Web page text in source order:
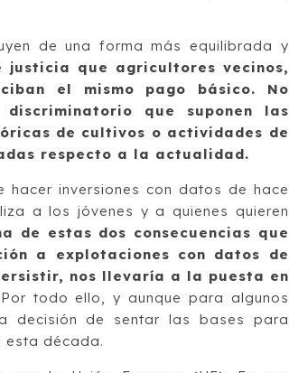
de una forma más equilibrada y
justicia que agricultores vecinos,
el mismo pago básico. No
que suponen las
de cultivos o actividades de
respecto a la actualidad.
hacer inversiones con datos de hace
a los jóvenes y a quienes quieren
de estas dos consecuencias que
a explotaciones con datos de
nos llevaría a la puesta en
todo ello, y aunque para algunos
decisión de sentar las bases para
esta década.